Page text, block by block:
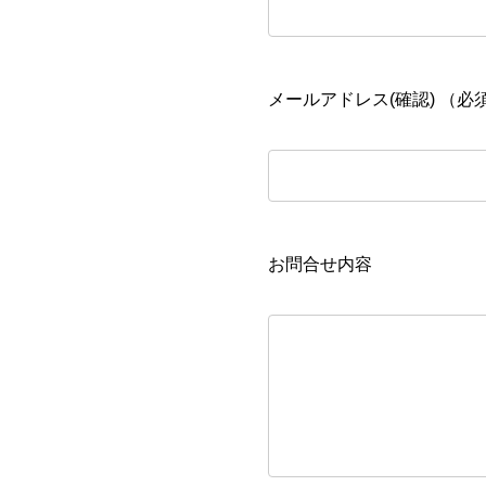
メールアドレス(確認) （必
お問合せ内容